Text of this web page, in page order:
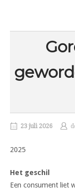
23 juli 2026
2025
Het geschil
Een consument liet